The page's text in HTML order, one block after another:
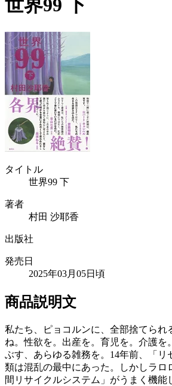
世界99 下
タイトル
世界99 下
著者
村田 沙耶香
出版社
発売日
2025年03月05日頃
商品説明文
私たち、ピョコルンに、全部捨てられ
ね。性欲を。出産を。育児を。介護を
ぶす、あらゆる雑務を。14年前、「リ
類は混乱の最中にあった。しかしラロ
間リサイクルシステム」がうまく機能